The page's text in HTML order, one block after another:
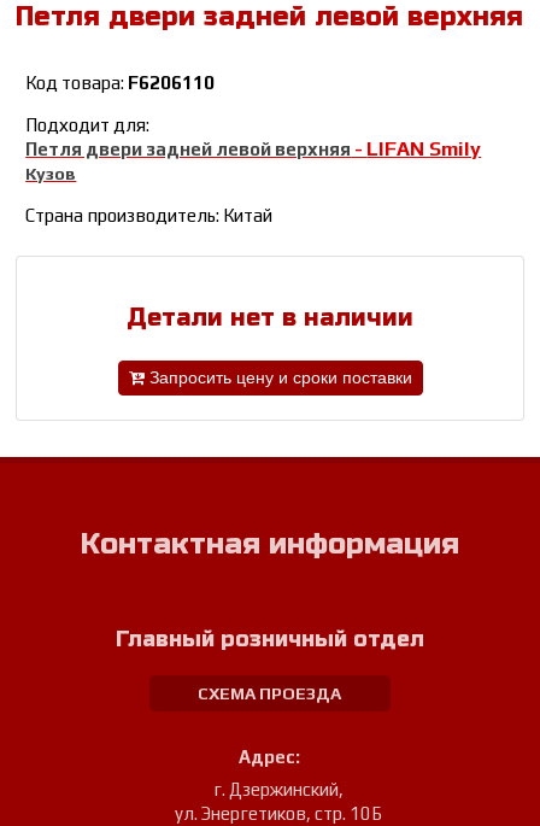
Петля двери задней левой верхняя
Код товара: F6206110
Подходит для:
Петля двери задней левой верхняя - LIFAN Smily
Кузов
Страна производитель: Китай
Детали нет в наличии
Запросить цену и сроки поставки
Контактная информация
Главный розничный отдел
СХЕМА ПРОЕЗДА
Адрес:
г. Дзержинский,
ул. Энергетиков, стр. 10Б